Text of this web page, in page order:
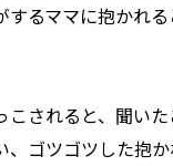
するママに抱かれ
こされると、聞い
、ゴツゴツした抱